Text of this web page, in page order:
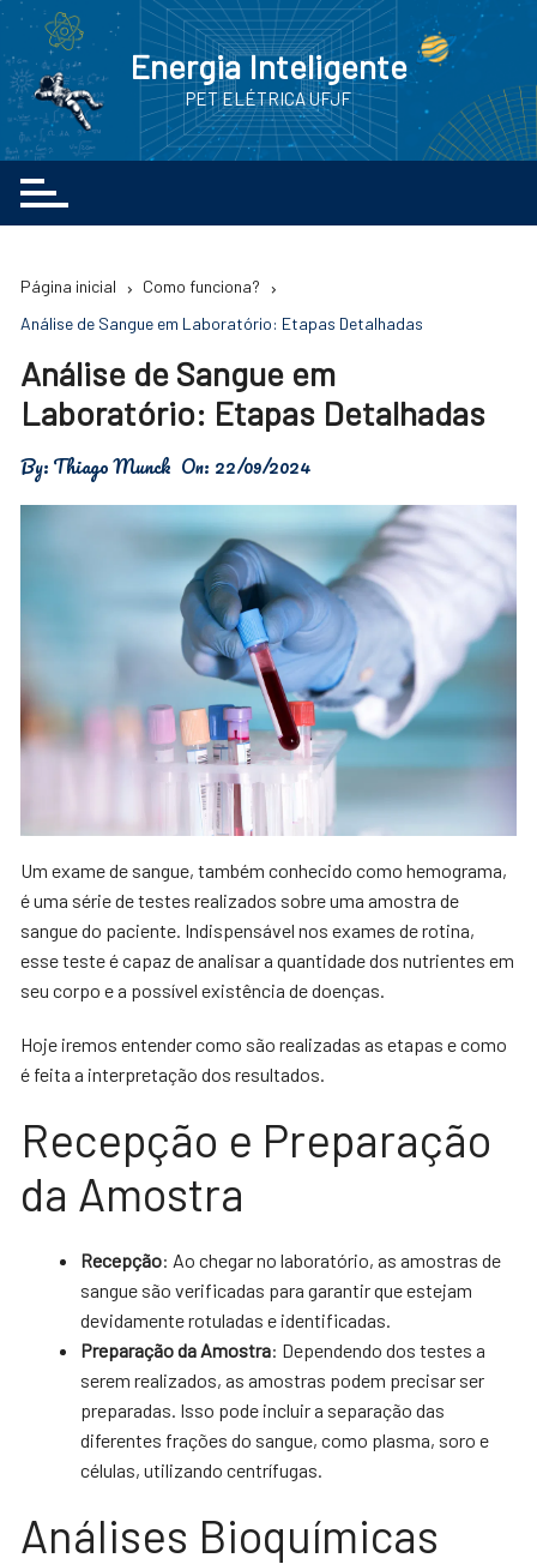
Ir
conteúdo
Energia Inteligente
PET ELÉTRICA UFJF
Página inicial
Como funciona?
Análise de Sangue em Laboratório: Etapas Detalhadas
Análise de Sangue em
Laboratório: Etapas Detalhadas
By:Thiago Munck On: 22/09/2024
Um exame de sangue, também conhecido como hemograma,
é uma série de testes realizados sobre uma amostra de
sangue do paciente. Indispensável nos exames de rotina,
esse teste é capaz de analisar a quantidade dos nutrientes em
seu corpo e a possível existência de doenças.
Hoje iremos entender como são realizadas as etapas e como
é feita a interpretação dos resultados.
Recepção e Preparação
da Amostra
Recepção: Ao chegar no laboratório, as amostras de
sangue são verificadas para garantir que estejam
devidamente rotuladas e identificadas.
Preparação da Amostra: Dependendo dos testes a
serem realizados, as amostras podem precisar ser
preparadas. Isso pode incluir a separação das
diferentes frações do sangue, como plasma, soro e
células, utilizando centrífugas.
Análises Bioquímicas